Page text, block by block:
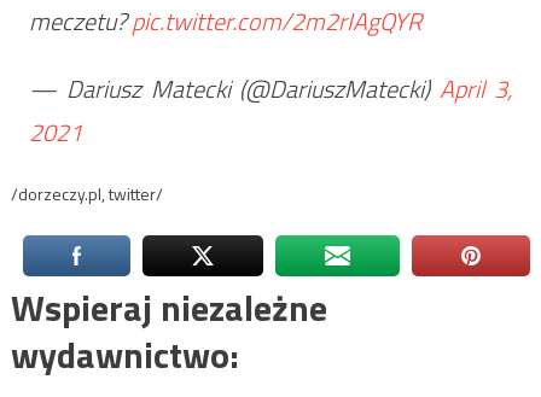
meczetu?pic.twitter.com/2m2rIAgQYR
— Dariusz Matecki (@DariuszMatecki)April 3,
2021
/dorzeczy.pl, twitter/
Wspieraj niezależne
wydawnictwo: